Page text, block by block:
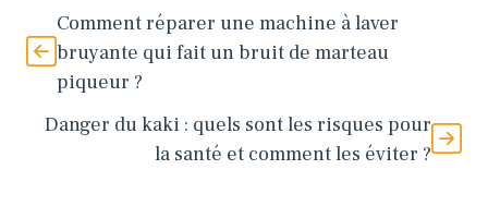
Comment réparer une machine à laver
bruyante qui fait un bruit de marteau
piqueur ?
Danger du kaki : quels sont les risques pour
la santé et comment les éviter ?